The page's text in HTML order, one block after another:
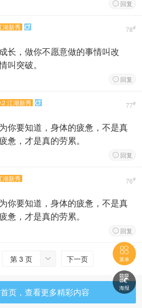
 回复
78#
湖新秀 
长，做你不愿意做的事情叫改
叫突破。
 回复
77#
江湖新秀 
你要知道，身体的疲惫，不是真
惫，才是真的劳累。
 回复
76#
湖新秀
你要知道，身体的疲惫，不是真
惫，才是真的劳累。
 回复

第 3 页 下一页
页，查看更多精彩内容

菜单

海报